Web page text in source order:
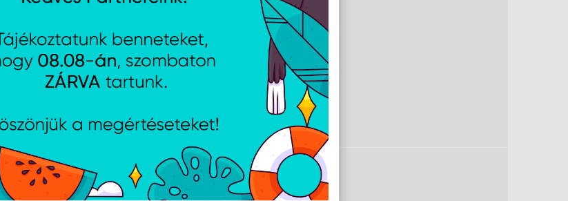
Igen
CUDA magok
2304
Processzor frekvencia
1 042 Mhz
1 470 Mhz
Kijelzők max. száma videókártyánként
Csatlakozók és csatlakozási
felületek